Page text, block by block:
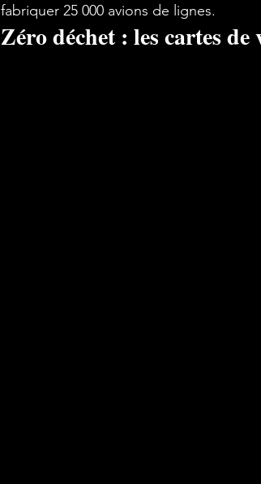
fabriquer 25 000 avions de lignes.
Zéro déchet : les cartes